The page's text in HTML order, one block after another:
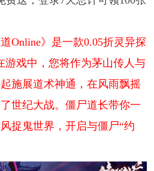
Online》是一款0.05折灵异探
游戏中，您将作为茅山传人与
施展道术神通，在风雨飘摇
世纪大战。僵尸道长带你一
捉鬼世界，开启与僵尸“约